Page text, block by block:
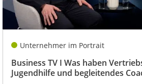
Unternehmer im Portrait
Business TV I Was haben
Jugendhilfe und begleitendes